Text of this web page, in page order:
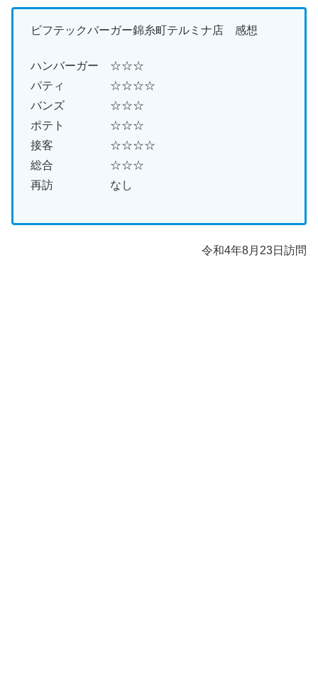
ビフテックバーガー錦糸町テルミナ店 感想
ハンバーガー ☆☆☆
パティ ☆☆☆☆
バンズ ☆☆☆
ポテト ☆☆☆
接客 ☆☆☆☆
総合 ☆☆☆
再訪 なし
令和4年8月23日訪問